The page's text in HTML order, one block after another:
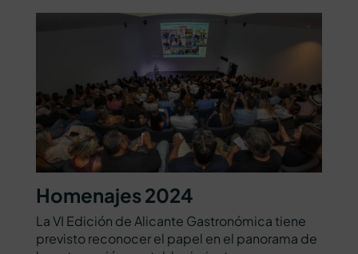
Homenajes 2024
La VI Edición de Alicante Gastronómica tiene
previsto reconocer el papel en el panorama de